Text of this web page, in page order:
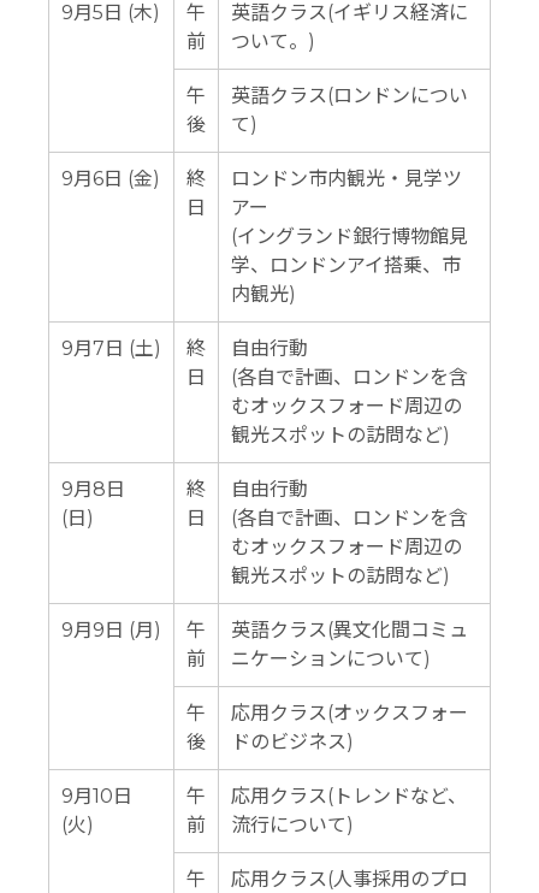
9月5日 (木)
午
前
英語クラス(イギリス経済に
ついて。)
午
後
英語クラス(ロンドンについ
て)
9月6日 (金)
終
日
ロンドン市内観光・見学ツ
アー
(イングランド銀行博物館見
学、ロンドンアイ搭乗、市
内観光)
9月7日 (土)
終
日
自由行動
(各自で計画、ロンドンを含
むオックスフォード周辺の
観光スポットの訪問など)
9月8日
(日)
終
日
自由行動
(各自で計画、ロンドンを含
むオックスフォード周辺の
観光スポットの訪問など)
9月9日 (月)
午
前
英語クラス(異文化間コミュ
ニケーションについて)
午
後
応用クラス(オックスフォー
ドのビジネス)
9月10日
(火)
午
前
応用クラス(トレンドなど、
流行について)
午
応用クラス(人事採用のプロ